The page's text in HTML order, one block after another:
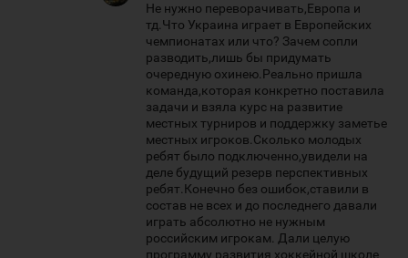
Не нужно переворачивать,Европа и
тд.Что Украина играет в Европейских
чемпионатах или что? Зачем сопли
разводить,лишь бы придумать
очередную охинею.Реально пришла
команда,которая конкретно поставила
задачи и взяла курс на развитие
местных турниров и поддержку заметье
местных игроков.Сколько молодых
ребят было подключенно,увидели на
деле будущий резерв перспективных
ребят.Конечно без ошибок,ставили в
состав не всех и до последнего давали
играть абсолютно не нужным
российским игрокам. Дали целую